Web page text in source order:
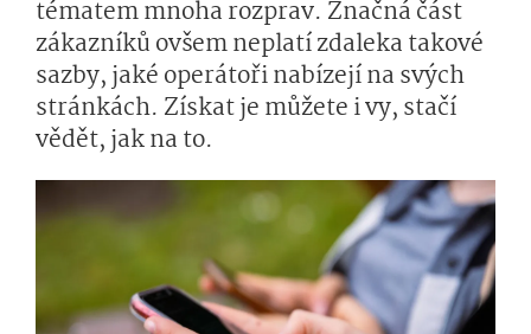
tématem mnoha rozprav. Značná část
zákazníků ovšem neplatí zdaleka takové
sazby, jaké operátoři nabízejí na svých
stránkách. Získat je můžete i vy, stačí
vědět, jak na to.